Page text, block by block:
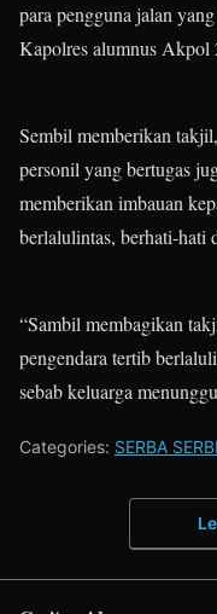
para pengguna jalan
Kapolres alumnus Akpol
Sembil memberikan
personil yang bertugas
memberikan imbauan
berlalulintas, berhati-hati
“Sambil membagikan
pengendara tertib
sebab keluarga
Categories: SERBA SERBI